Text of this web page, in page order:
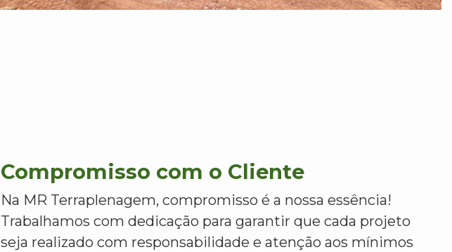
Compromisso com o Cliente
Na MR Terraplenagem, compromisso é a nossa essência!
Trabalhamos com dedicação para garantir que cada projeto
seja realizado com responsabilidade e atenção aos mínimos